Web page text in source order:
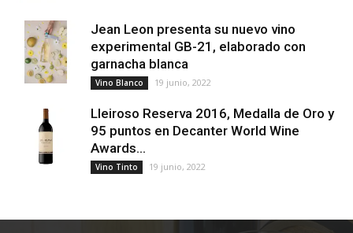
Jean Leon presenta su nuevo vino
experimental GB-21, elaborado con
garnacha blanca
Vino Blanco 19 junio, 2022
Lleiroso Reserva 2016, Medalla de Oro y
95 puntos en Decanter World Wine
Awards...
Vino Tinto 19 junio, 2022